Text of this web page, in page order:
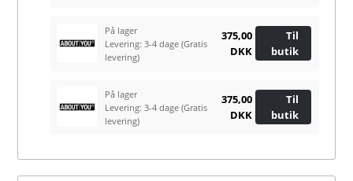
På lager
Levering: 3-4 dage(Gratis
levering)
375,00
DKK
Til
butik
På lager
Levering: 3-4 dage(Gratis
levering)
375,00
DKK
Til
butik